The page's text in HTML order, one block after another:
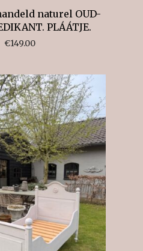
naturel OUD-
PLÁÁTJE.
€149.00